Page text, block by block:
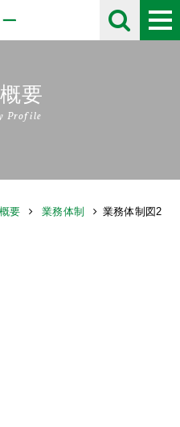
要
Profile
要 業務体制 業務体制図2